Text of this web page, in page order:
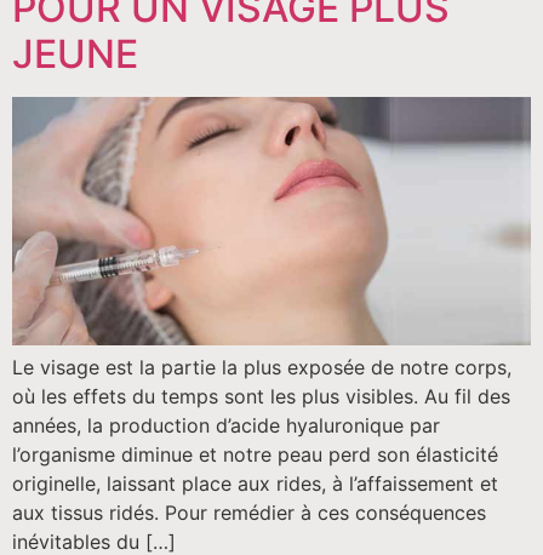
JEUNE
Le visage est la partie la plus exposée de notre corps,
où les effets du temps sont les plus visibles. Au fil des
années, la production d’acide hyaluronique par
l’organisme diminue et notre peau perd son élasticité
originelle, laissant place aux rides, à l’affaissement et
aux tissus ridés. Pour remédier à ces conséquences
inévitables du […]